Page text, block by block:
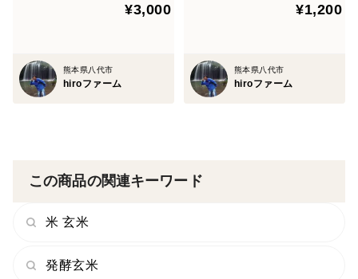
¥3,000
熊本県八代市
hiroファーム
¥1,200
熊本県八代市
hiroファーム
この商品の関連キーワード
米 玄米
発酵玄米